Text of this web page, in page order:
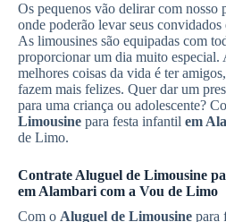
Os pequenos vão delirar com nosso
onde poderão levar seus
As limousines são equipadas com
proporcionar um dia muito especial.
melhores coisas da vida é ter
fazem mais felizes. Quer dar um
para uma criança ou adolescente?
Limousine para festa infantil em
de Limo.
Contrate Aluguel de Limousine
em Alambari com a Vou de Limo
Com o Aluguel de Limousine para